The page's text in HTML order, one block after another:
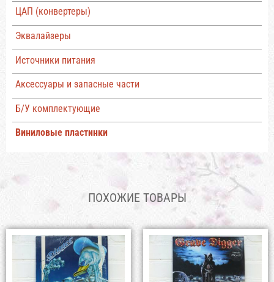
ЦАП (конвертеры)
Эквалайзеры
Источники питания
Аксессуары и запасные части
Б/У комплектующие
Виниловые пластинки
ПОХОЖИЕ ТОВАРЫ